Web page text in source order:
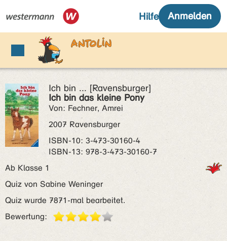
Ich bin ... [Ravensburger]
Ich bin das kleine Pony
Von: Fechner, Amrei
2007 Ravensburger
ISBN‑10: 3-473-30160-4
ISBN‑13: 978-3-473-30160-7
Ab Klasse 1
Quiz von Sabine Weninger
Quiz wurde 7871-mal bearbeitet.
Bewertung: